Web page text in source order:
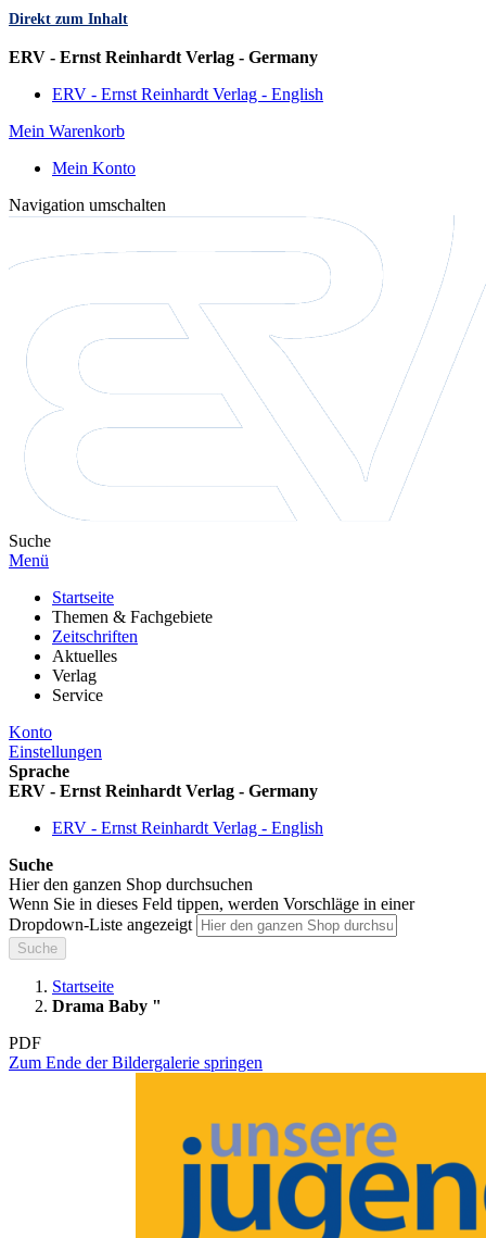
Direkt zum Inhalt
ERV - Ernst Reinhardt Verlag - Germany
ERV - Ernst Reinhardt Verlag - English
Mein Warenkorb
Mein Konto
Navigation umschalten
Suche
Menü
Startseite
Themen & Fachgebiete
Zeitschriften
Aktuelles
Verlag
Service
Konto
Einstellungen
Sprache
ERV - Ernst Reinhardt Verlag - Germany
ERV - Ernst Reinhardt Verlag - English
Suche
Hier den ganzen Shop durchsuchen
Wenn Sie in dieses Feld tippen, werden Vorschläge in einer
Dropdown-Liste angezeigt
Suche
Startseite
Drama Baby "
PDF
Zum Ende der Bildergalerie springen